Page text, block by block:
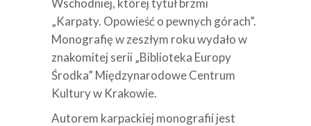
Wschodniej, której tytuł brzmi
„Karpaty. Opowieść o pewnych górach”.
Monografię w zeszłym roku wydało w
znakomitej serii „Biblioteka Europy
Środka” Międzynarodowe Centrum
Kultury w Krakowie.
Autorem karpackiej monografii jest